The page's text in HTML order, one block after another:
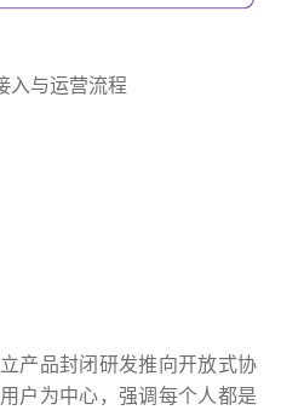
入与运营流程
产品封闭研发推向开放式协
户为中心，强调每个人都是